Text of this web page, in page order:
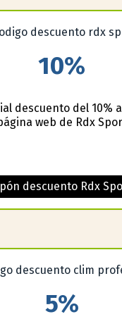
10%
descuento del 10%
web de Rdx
descuento Rdx
5%